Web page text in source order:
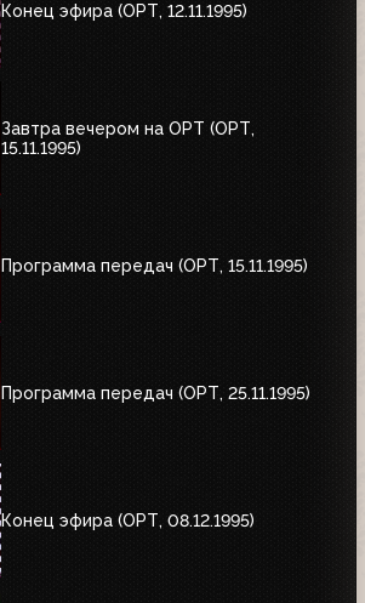
Конец эфира (ОРТ, 12.11.1995)
Завтра вечером на ОРТ (ОРТ,
15.11.1995)
Программа передач (ОРТ, 15.11.1995)
Программа передач (ОРТ, 25.11.1995)
Конец эфира (ОРТ, 08.12.1995)